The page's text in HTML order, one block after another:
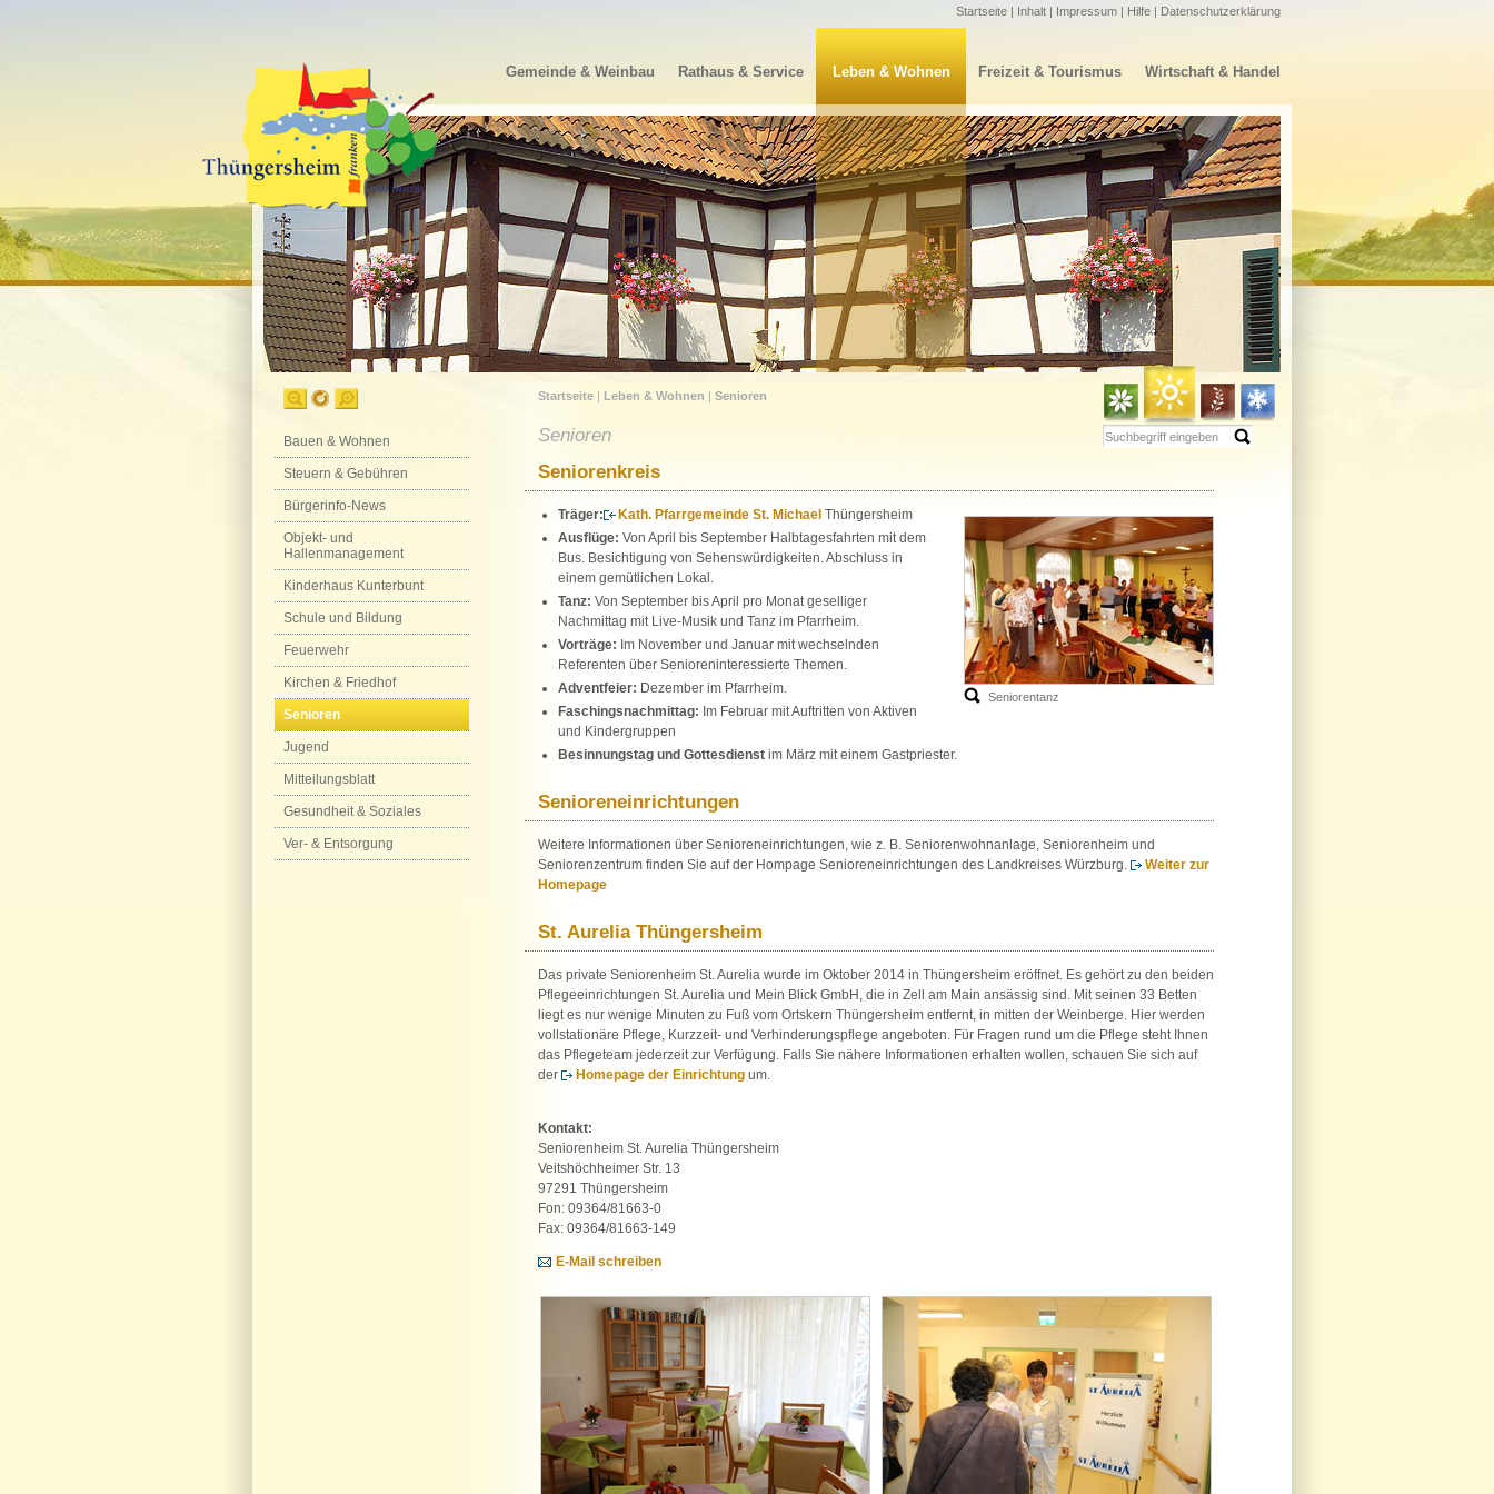
Startseite | Inhalt | Impressum | Hilfe | Datenschutzerklärung
Gemeinde & Weinbau Rathaus & Service Leben & Wohnen Freizeit & Tourismus Wirtschaft & Handel
Bauen & Wohnen
Steuern & Gebühren
Bürgerinfo-News
Objekt- und
Hallenmanagement
Kinderhaus Kunterbunt
Schule und Bildung
Feuerwehr
Kirchen & Friedhof
Senioren
Jugend
Mitteilungsblatt
Gesundheit & Soziales
Ver- & Entsorgung
Startseite | Leben & Wohnen | Senioren
Senioren
Seniorenkreis
Seniorentanz
Träger: Kath. Pfarrgemeinde St. Michael Thüngersheim
Ausflüge: Von April bis September Halbtagesfahrten mit dem
Bus. Besichtigung von Sehenswürdigkeiten. Abschluss in
einem gemütlichen Lokal.
Tanz: Von September bis April pro Monat geselliger
Nachmittag mit Live-Musik und Tanz im Pfarrheim.
Vorträge: Im November und Januar mit wechselnden
Referenten über Senioreninteressierte Themen.
Adventfeier: Dezember im Pfarrheim.
Faschingsnachmittag: Im Februar mit Auftritten von Aktiven
und Kindergruppen
Besinnungstag und Gottesdienst im März mit einem Gastpriester.
Senioreneinrichtungen
Weitere Informationen über Senioreneinrichtungen, wie z. B. Seniorenwohnanlage, Seniorenheim und
Seniorenzentrum finden Sie auf der Hompage Senioreneinrichtungen des Landkreises Würzburg.
Weiter zur
Homepage
St. Aurelia Thüngersheim
Das private Seniorenheim St. Aurelia wurde im Oktober 2014 in Thüngersheim eröffnet. Es gehört zu den beiden
Pflegeeinrichtungen St. Aurelia und Mein Blick GmbH, die in Zell am Main ansässig sind. Mit seinen 33 Betten
liegt es nur wenige Minuten zu Fuß vom Ortskern Thüngersheim entfernt, in mitten der Weinberge. Hier werden
vollstationäre Pflege, Kurzzeit- und Verhinderungspflege angeboten. Für Fragen rund um die Pflege steht Ihnen
das Pflegeteam jederzeit zur Verfügung. Falls Sie nähere Informationen erhalten wollen, schauen Sie sich auf
der
Homepage der Einrichtung um.
Kontakt:
Seniorenheim St. Aurelia Thüngersheim
Veitshöchheimer Str. 13
97291 Thüngersheim
Fon: 09364/81663-0
Fax: 09364/81663-149
E-Mail schreiben